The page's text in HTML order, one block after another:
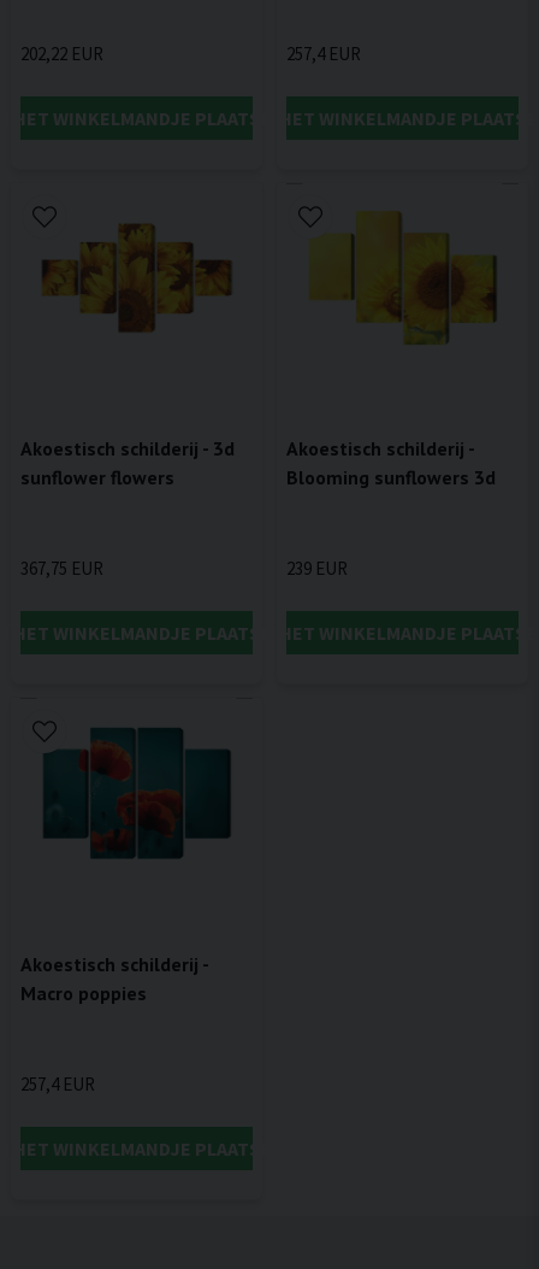
202,22 EUR
HET WINKELMANDJE PLAATSEN
257,4 EUR
IN HET WINKELMANDJE
Akoestisch schilderij - 3d
sunflower flowers
367,75 EUR
HET WINKELMANDJE PLAATSEN
Akoestisch schilderij -
Blooming sunflowers 3d
239 EUR
IN HET WINKELMANDJE
Akoestisch schilderij -
Macro poppies
257,4 EUR
HET WINKELMANDJE PLAATSEN